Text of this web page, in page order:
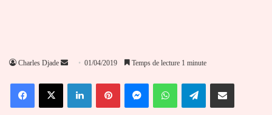
Charles Djade
Envoyer
courriel
01/04/2019 Temps de lecture 1 minute
FacebookX LinkedinPinterestMessengerWhatsAppTelegramPartager par email